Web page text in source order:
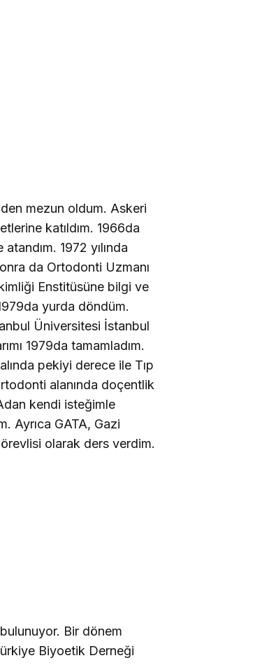
mezun oldum. Askeri
katıldım. 1966da
1972 yılında
da Ortodonti Uzmanı
Enstitüsüne bilgi ve
yurda döndüm.
Üniversitesi İstanbul
1979da tamamladım.
pekiyi derece ile Tıp
alanında doçentlik
kendi isteğimle
Ayrıca GATA, Gazi
olarak ders verdim.
Bir dönem
Biyoetik Derneği